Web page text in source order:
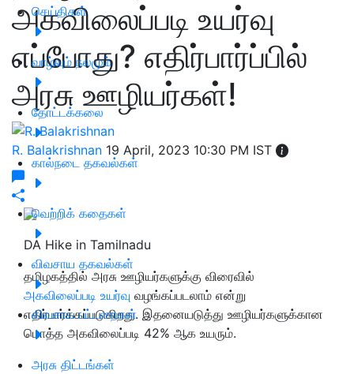
செய்திகள்
வாழ்வும் நலமும்
தோட்டக்கலை
கால்நடை தகவல்கள்
வெற்றிக் கதைகள்
விவசாய தகவல்கள்
விவசாய பட்டறைகள்
அரசு திட்டங்கள்
அகவிலைப்படி உயர்வு
எப்போது? எதிர்பார்ப்பில்
அரசு ஊழியர்கள்!
R. Balakrishnan 19 April, 2023 10:30 PM IST
DA Hike in Tamilnadu
தமிழகத்தில் அரசு ஊழியர்களுக்கு விரைவில்
அகவிலைப்படி உயர்வு வழங்கப்படலாம் என்று
எதிர்பார்க்கப்படுகிறது. இதனையடுத்து ஊழியர்களுக்கான
மொத்த அகவிலைப்படி 42% ஆக உயரும்.